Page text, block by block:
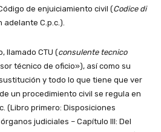
de enjuiciamiento civil (Codice di
adelante C.p.c.).
llamado CTU (consulente tecnico
técnico de oficio»), así como su
y todo lo que tiene que ver
un procedimiento civil se regula en
(Libro primero: Disposiciones
judiciales – Capítulo III: Del